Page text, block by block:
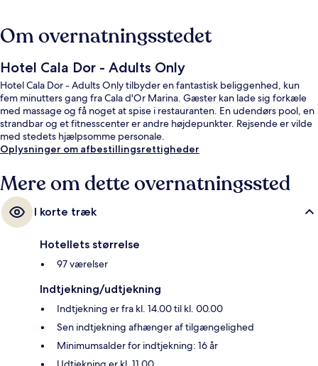
Om overnatningsstedet
Hotel Cala Dor - Adults Only
Hotel Cala Dor - Adults Only tilbyder en fantastisk beliggenhed, kun
fem minutters gang fra Cala d'Or Marina. Gæster kan lade sig forkæle
med massage og få noget at spise i restauranten. En udendørs pool, en
strandbar og et fitnesscenter er andre højdepunkter. Rejsende er vilde
med stedets hjælpsomme personale.
Oplysninger om afbestillingsrettigheder
Mere om dette overnatningssted
I korte træk
Hotellets størrelse
97 værelser
Indtjekning/udtjekning
Indtjekning er fra kl. 14.00 til kl. 00.00
Sen indtjekning afhænger af tilgængelighed
Minimumsalder for indtjekning: 16 år